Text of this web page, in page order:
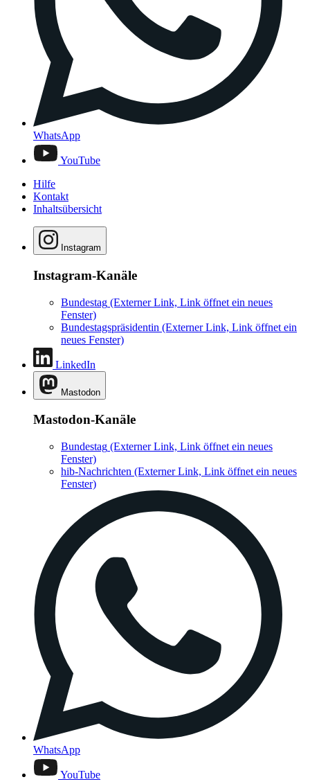
WhatsApp
YouTube
Hilfe
Kontakt
Inhaltsübersicht
Instagram
Instagram-Kanäle
Bundestag (Externer Link, Link öffnet ein neues
Fenster)
Bundestagspräsidentin (Externer Link, Link öffnet ein
neues Fenster)
LinkedIn
Mastodon
Mastodon-Kanäle
Bundestag (Externer Link, Link öffnet ein neues
Fenster)
hib-Nachrichten (Externer Link, Link öffnet ein neues
Fenster)
WhatsApp
YouTube